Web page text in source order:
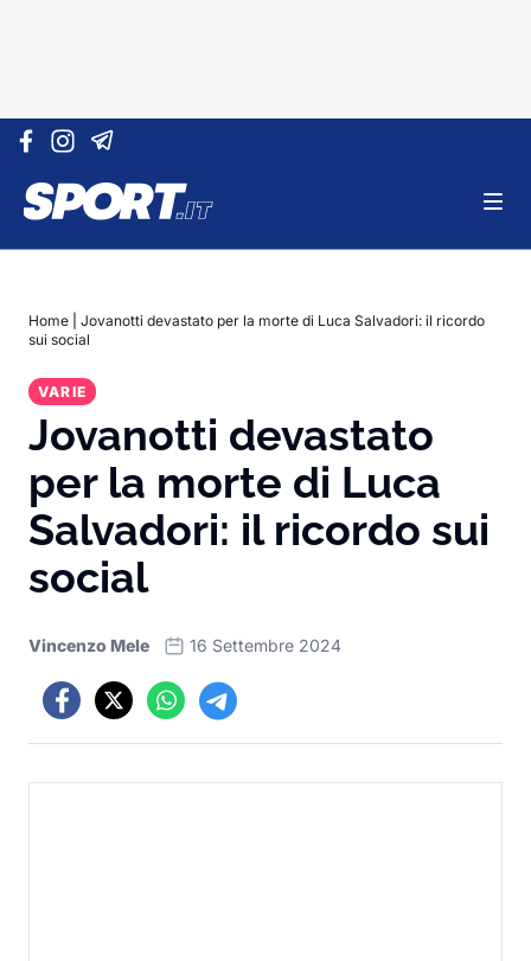
Vai al contenuto
Home
Jovanotti devastato per la morte di Luca Salvadori: il ricordo
sui social
VARIE
Jovanotti devastato
per la morte di Luca
Salvadori: il ricordo sui
social
Vincenzo Mele 16 Settembre 2024